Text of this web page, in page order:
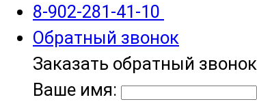
8-902-281-41-10
Обратный звонок
Заказать обратный звонок
Ваше имя: